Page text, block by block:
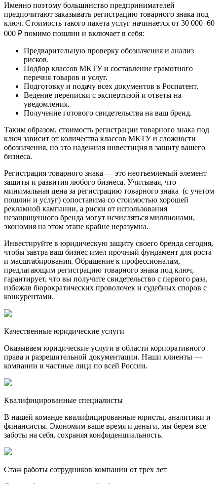
Именно поэтому большинство предпринимателей
предпочитают заказывать регистрацию товарного знака под
ключ. Стоимость такого пакета услуг начинается от 30 000–60
000 ₽ помимо пошлин и включает в себя:
Предварительную проверку обозначения и анализ
рисков.
Подбор классов МКТУ и составление грамотного
перечня товаров и услуг.
Подготовку и подачу всех документов в Роспатент.
Ведение переписки с экспертизой и ответы на
уведомления.
Получение готового свидетельства на ваш бренд.
Таким образом, стоимость регистрации товарного знака под
ключ зависит от количества классов МКТУ и сложности
обозначения, но это надежная инвестиция в защиту вашего
бизнеса.
Регистрация товарного знака — это неотъемлемый элемент
защиты и развития любого бизнеса. Учитывая, что
минимальная цена за регистрацию товарного знака (с учетом
пошлин и услуг) сопоставима со стоимостью хорошей
рекламной кампании, а риски от использования
незащищенного бренда могут исчисляться миллионами,
экономия на этом этапе крайне неразумна.
Инвестируйте в юридическую защиту своего бренда сегодня,
чтобы завтра ваш бизнес имел прочный фундамент для роста
и масштабирования. Обращение к профессионалам,
предлагающим регистрацию товарного знака под ключ,
гарантирует, что вы получите свидетельство с первого раза,
избежав бюрократических проволочек и судебных споров с
конкурентами.
Качественные юридические услуги
Оказываем юридические услуги в области корпоративного
права и разрешительной документации. Наши клиенты —
компании и частные лица по всей России.
Квалифицированные специалисты
В нашей команде квалифицированные юристы, аналитики и
финансисты. Экономим ваше время и деньги, мы берем все
заботы на себя, сохраняя конфиденциальность.
Стаж работы сотрудников компании от трех лет